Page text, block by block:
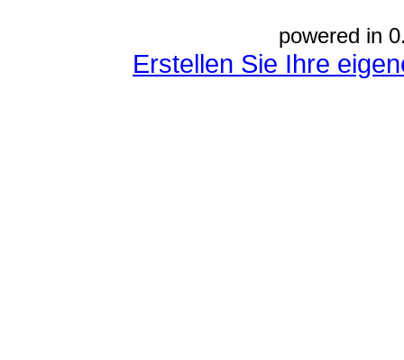
powered in
Erstellen Sie Ihre